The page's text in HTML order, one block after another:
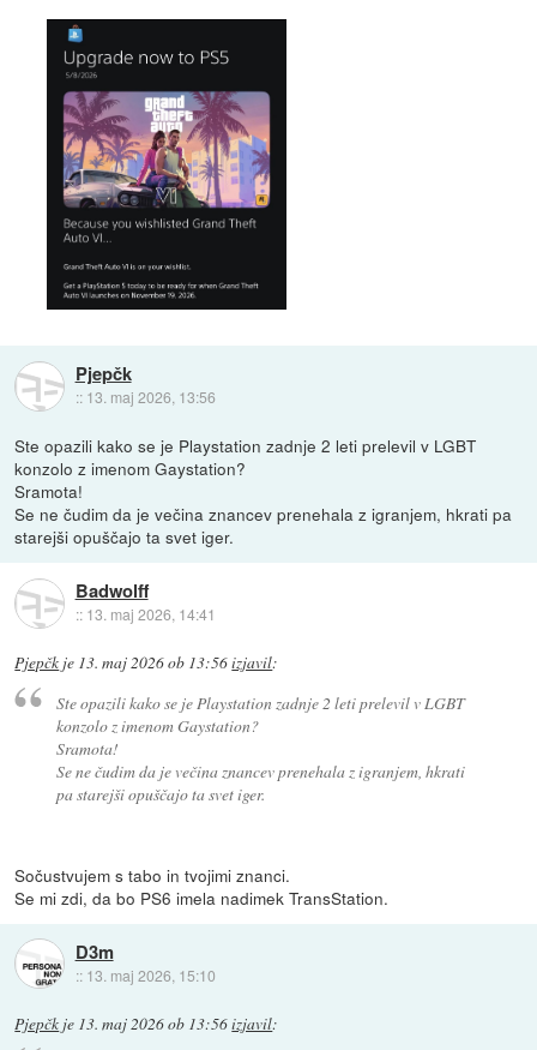
Pjepčk
:: 13. maj 2026, 13:56
Ste opazili kako se je Playstation zadnje 2 leti prelevil v LGBT
konzolo z imenom Gaystation?
Sramota!
Se ne čudim da je večina znancev prenehala z igranjem, hkrati pa
starejši opuščajo ta svet iger.
Badwolff
:: 13. maj 2026, 14:41
Pjepčk je 13. maj 2026 ob 13:56izjavil:
Ste opazili kako se je Playstation zadnje 2 leti prelevil v LGBT
konzolo z imenom Gaystation?
Sramota!
Se ne čudim da je večina znancev prenehala z igranjem, hkrati
pa starejši opuščajo ta svet iger.
Sočustvujem s tabo in tvojimi znanci.
Se mi zdi, da bo PS6 imela nadimek TransStation.
D3m
:: 13. maj 2026, 15:10
Pjepčk je 13. maj 2026 ob 13:56izjavil: